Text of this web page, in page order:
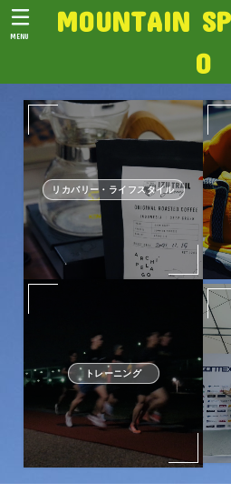
MOUNTAIN
O
MENU
リカバリー・ライフスタイル
トレーニング